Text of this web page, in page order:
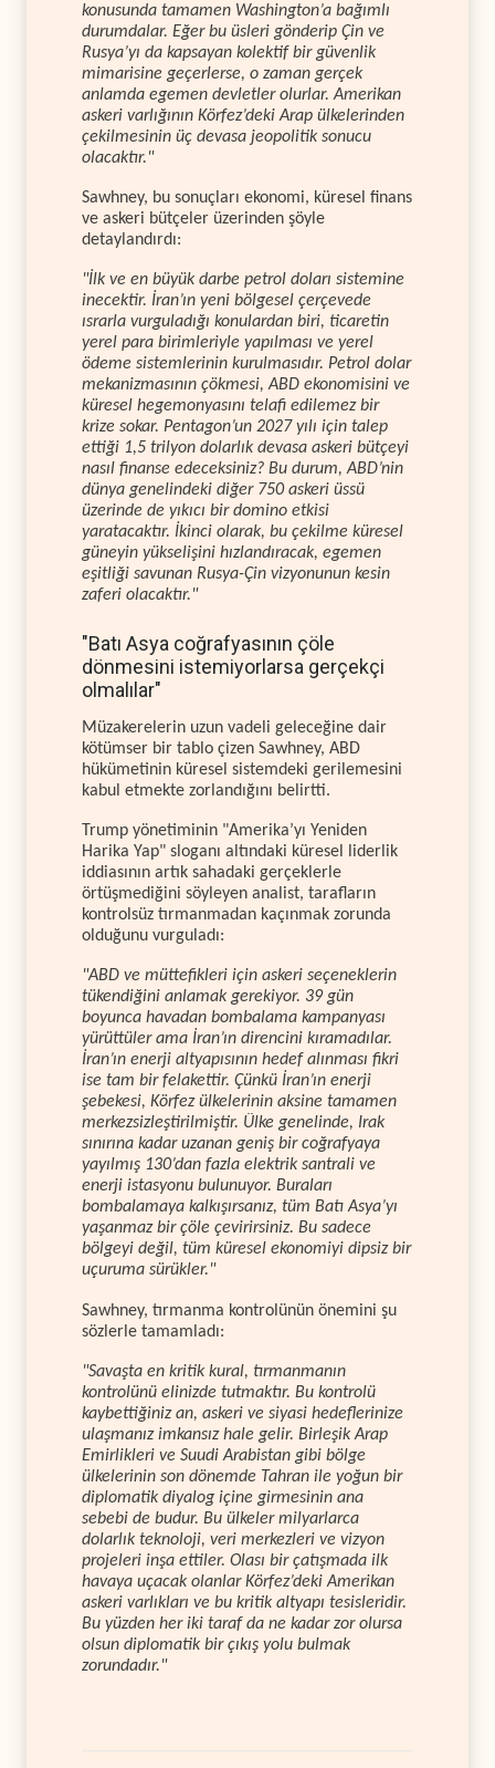
konusunda tamamen Washington’a bağımlı
durumdalar. Eğer bu üsleri gönderip Çin ve
Rusya’yı da kapsayan kolektif bir güvenlik
mimarisine geçerlerse, o zaman gerçek
anlamda egemen devletler olurlar. Amerikan
askeri varlığının Körfez’deki Arap ülkelerinden
çekilmesinin üç devasa jeopolitik sonucu
olacaktır."
Sawhney, bu sonuçları ekonomi, küresel finans
ve askeri bütçeler üzerinden şöyle
detaylandırdı:
"İlk ve en büyük darbe petrol doları sistemine
inecektir. İran’ın yeni bölgesel çerçevede
ısrarla vurguladığı konulardan biri, ticaretin
yerel para birimleriyle yapılması ve yerel
ödeme sistemlerinin kurulmasıdır. Petrol dolar
mekanizmasının çökmesi, ABD ekonomisini ve
küresel hegemonyasını telafi edilemez bir
krize sokar. Pentagon’un 2027 yılı için talep
ettiği 1,5 trilyon dolarlık devasa askeri bütçeyi
nasıl finanse edeceksiniz? Bu durum, ABD’nin
dünya genelindeki diğer 750 askeri üssü
üzerinde de yıkıcı bir domino etkisi
yaratacaktır. İkinci olarak, bu çekilme küresel
güneyin yükselişini hızlandıracak, egemen
eşitliği savunan Rusya-Çin vizyonunun kesin
zaferi olacaktır."
"Batı Asya coğrafyasının çöle
dönmesini istemiyorlarsa gerçekçi
olmalılar"
Müzakerelerin uzun vadeli geleceğine dair
kötümser bir tablo çizen Sawhney, ABD
hükümetinin küresel sistemdeki gerilemesini
kabul etmekte zorlandığını belirtti.
Trump yönetiminin "Amerika’yı Yeniden
Harika Yap" sloganı altındaki küresel liderlik
iddiasının artık sahadaki gerçeklerle
örtüşmediğini söyleyen analist, tarafların
kontrolsüz tırmanmadan kaçınmak zorunda
olduğunu vurguladı:
"ABD ve müttefikleri için askeri seçeneklerin
tükendiğini anlamak gerekiyor. 39 gün
boyunca havadan bombalama kampanyası
yürüttüler ama İran’ın direncini kıramadılar.
İran’ın enerji altyapısının hedef alınması fikri
ise tam bir felakettir. Çünkü İran’ın enerji
şebekesi, Körfez ülkelerinin aksine tamamen
merkezsizleştirilmiştir. Ülke genelinde, Irak
sınırına kadar uzanan geniş bir coğrafyaya
yayılmış 130’dan fazla elektrik santrali ve
enerji istasyonu bulunuyor. Buraları
bombalamaya kalkışırsanız, tüm Batı Asya’yı
yaşanmaz bir çöle çevirirsiniz. Bu sadece
bölgeyi değil, tüm küresel ekonomiyi dipsiz bir
uçuruma sürükler."
Sawhney, tırmanma kontrolünün önemini şu
sözlerle tamamladı:
"Savaşta en kritik kural, tırmanmanın
kontrolünü elinizde tutmaktır. Bu kontrolü
kaybettiğiniz an, askeri ve siyasi hedeflerinize
ulaşmanız imkansız hale gelir. Birleşik Arap
Emirlikleri ve Suudi Arabistan gibi bölge
ülkelerinin son dönemde Tahran ile yoğun bir
diplomatik diyalog içine girmesinin ana
sebebi de budur. Bu ülkeler milyarlarca
dolarlık teknoloji, veri merkezleri ve vizyon
projeleri inşa ettiler. Olası bir çatışmada ilk
havaya uçacak olanlar Körfez’deki Amerikan
askeri varlıkları ve bu kritik altyapı tesisleridir.
Bu yüzden her iki taraf da ne kadar zor olursa
olsun diplomatik bir çıkış yolu bulmak
zorundadır."